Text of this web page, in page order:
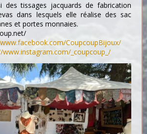
des tissages jacquards de fabrication
dans lesquels elle réalise des sac
et portes monnaies.
CoupcoupBijoux/
www.instagram.com/_coupcoup_/